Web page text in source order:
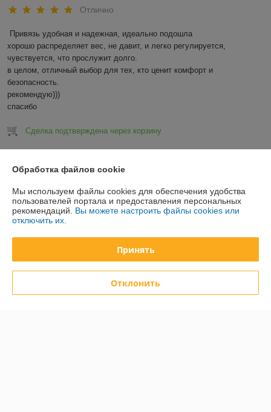
Отлично
Привязь удобная и надежная, идеально подошла
хорошо распределяет вес, не давит, и легко регулируется,
чувствуется, что прослужит долго.
в целом, отличный выбор для тех, кто ценит комфорт и
безопасность.
рекомендую)))
спасибо
Сделка подтверждена через корзину
Покупатель
Отлично
Прекрасный сервис и высококачественные товары! Работали с
ребятами уже несколько раз, всегда на высоте. Особенно
понравилась их поддержка и готовность ответить на все вопросы.
Обработка файлов cookie
Мы используем файлы cookies для обеспечения удобства
пользователей портала и предоставления персональных
рекомендаций. Вы можете настроить файлы cookies или
отключить их.
Принять
Отклонить